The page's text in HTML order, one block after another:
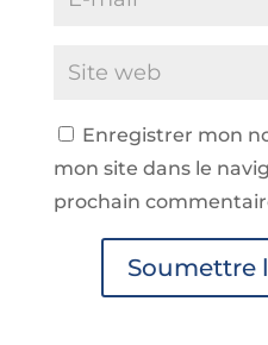
Enregistrer mon
mon site dans le
prochain
Soumettre